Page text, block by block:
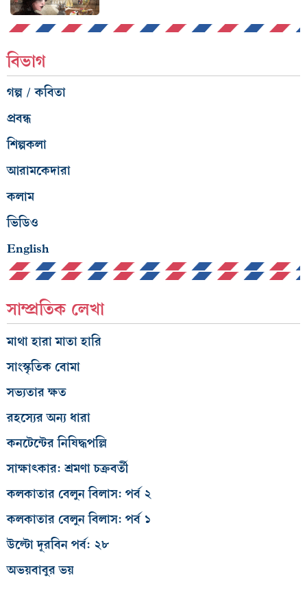
বিভাগ
গল্প / কবিতা
প্রবন্ধ
শিল্পকলা
আরামকেদারা
কলাম
ভিডিও
English
সাম্প্রতিক লেখা
মাথা হারা মাতা হারি
সাংস্কৃতিক বোমা
সভ্যতার ক্ষত
রহস্যের অন্য ধারা
কনটেন্টের নিষিদ্ধপল্লি
সাক্ষাৎকার: শ্রমণা চক্রবর্তী
কলকাতার বেলুন বিলাস: পর্ব ২
কলকাতার বেলুন বিলাস: পর্ব ১
উল্টো দূরবিন পর্ব: ২৮
অভয়বাবুর ভয়